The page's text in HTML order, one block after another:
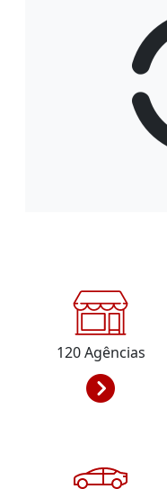
120Agências